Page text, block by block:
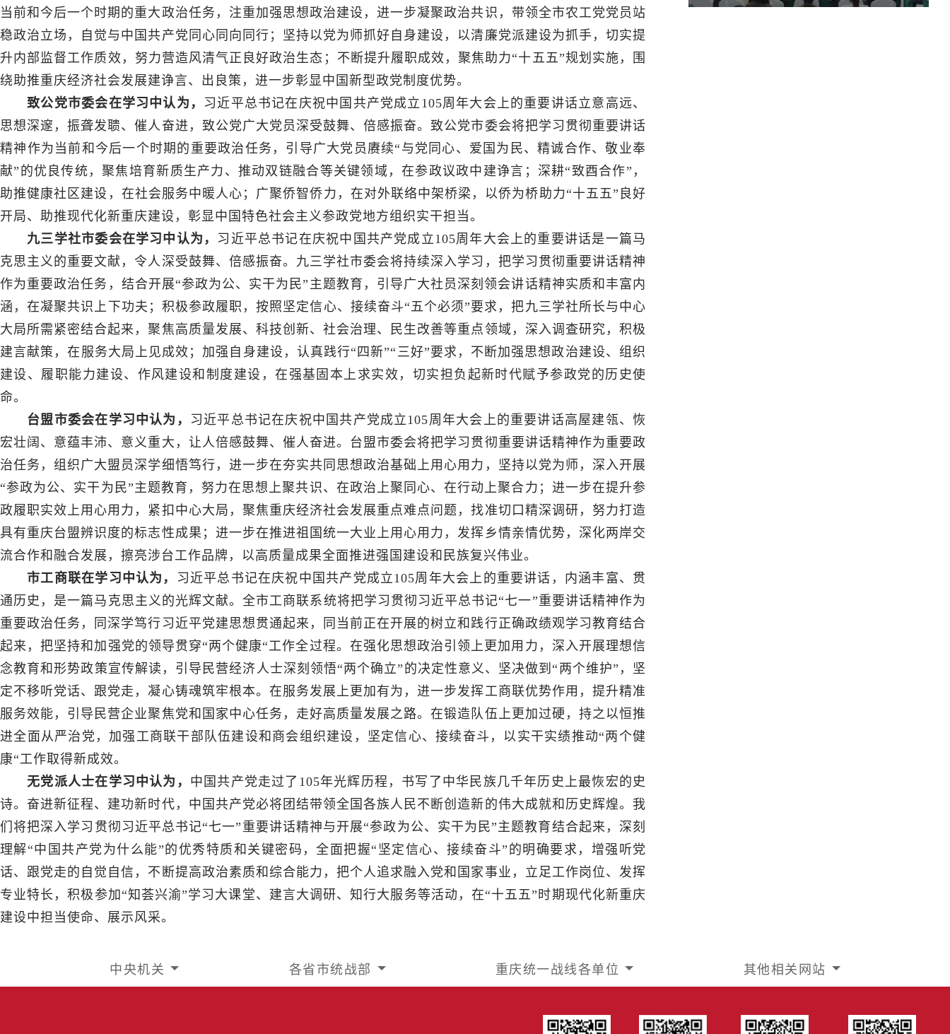
当前和今后一个时期的重大政治任务，注重加强思想政治建设，进一步凝聚政治共识，带领全市农工党党员站
稳政治立场，自觉与中国共产党同心同向同行；坚持以党为师抓好自身建设，以清廉党派建设为抓手，切实提
升内部监督工作质效，努力营造风清气正良好政治生态；不断提升履职成效，聚焦助力“十五五”规划实施，围
绕助推重庆经济社会发展建诤言、出良策，进一步彰显中国新型政党制度优势。
致公党市委会在学习中认为， 习近平总书记在庆祝中国共产党成立105周年大会上的重要讲话立意高远、
思想深邃，振聋发聩、催人奋进，致公党广大党员深受鼓舞、倍感振奋。致公党市委会将把学习贯彻重要讲话
精神作为当前和今后一个时期的重要政治任务，引导广大党员赓续“与党同心、爱国为民、精诚合作、敬业奉
献”的优良传统，聚焦培育新质生产力、推动双链融合等关键领域，在参政议政中建诤言；深耕“致酉合作”，
助推健康社区建设，在社会服务中暖人心；广聚侨智侨力，在对外联络中架桥梁，以侨为桥助力“十五五”良好
开局、助推现代化新重庆建设，彰显中国特色社会主义参政党地方组织实干担当。
九三学社市委会在学习中认为， 习近平总书记在庆祝中国共产党成立105周年大会上的重要讲话是一篇马
克思主义的重要文献，令人深受鼓舞、倍感振奋。九三学社市委会将持续深入学习，把学习贯彻重要讲话精神
作为重要政治任务，结合开展“参政为公、实干为民”主题教育，引导广大社员深刻领会讲话精神实质和丰富内
涵，在凝聚共识上下功夫；积极参政履职，按照坚定信心、接续奋斗“五个必须”要求，把九三学社所长与中心
大局所需紧密结合起来，聚焦高质量发展、科技创新、社会治理、民生改善等重点领域，深入调查研究，积极
建言献策，在服务大局上见成效；加强自身建设，认真践行“四新”“三好”要求，不断加强思想政治建设、组织
建设、履职能力建设、作风建设和制度建设，在强基固本上求实效，切实担负起新时代赋予参政党的历史使
命。
台盟市委会在学习中认为，
习近平总书记在庆祝中国共产党成立105周年大会上的重要讲话高屋建瓴、恢
宏壮阔、意蕴丰沛、意义重大，让人倍感鼓舞、催人奋进。台盟市委会将把学习贯彻重要讲话精神作为重要政
治任务，组织广大盟员深学细悟笃行，进一步在夯实共同思想政治基础上用心用力，坚持以党为师，深入开展
“参政为公、实干为民”主题教育，努力在思想上聚共识、在政治上聚同心、在行动上聚合力；进一步在提升参
政履职实效上用心用力，紧扣中心大局，聚焦重庆经济社会发展重点难点问题，找准切口精深调研，努力打造
具有重庆台盟辨识度的标志性成果；进一步在推进祖国统一大业上用心用力，发挥乡情亲情优势，深化两岸交
流合作和融合发展，擦亮涉台工作品牌，以高质量成果全面推进强国建设和民族复兴伟业。
市工商联在学习中认为，
习近平总书记在庆祝中国共产党成立105周年大会上的重要讲话，内涵丰富、贯
通历史，是一篇马克思主义的光辉文献。全市工商联系统将把学习贯彻习近平总书记“七一”重要讲话精神作为
重要政治任务，同深学笃行习近平党建思想贯通起来，同当前正在开展的树立和践行正确政绩观学习教育结合
起来，把坚持和加强党的领导贯穿“两个健康“工作全过程。在强化思想政治引领上更加用力，深入开展理想信
念教育和形势政策宣传解读，引导民营经济人士深刻领悟“两个确立”的决定性意义、坚决做到“两个维护”，坚
定不移听党话、跟党走，凝心铸魂筑牢根本。在服务发展上更加有为，进一步发挥工商联优势作用，提升精准
服务效能，引导民营企业聚焦党和国家中心任务，走好高质量发展之路。在锻造队伍上更加过硬，持之以恒推
进全面从严治党，加强工商联干部队伍建设和商会组织建设，坚定信心、接续奋斗，以实干实绩推动“两个健
康“工作取得新成效。
无党派人士在学习中认为， 中国共产党走过了105年光辉历程，书写了中华民族几千年历史上最恢宏的史
诗。奋进新征程、建功新时代，中国共产党必将团结带领全国各族人民不断创造新的伟大成就和历史辉煌。我
们将把深入学习贯彻习近平总书记“七一”重要讲话精神与开展“参政为公、实干为民”主题教育结合起来，深刻
理解“中国共产党为什么能”的优秀特质和关键密码，全面把握“坚定信心、接续奋斗”的明确要求，增强听党
话、跟党走的自觉自信，不断提高政治素质和综合能力，把个人追求融入党和国家事业，立足工作岗位、发挥
专业特长，积极参加“知荟兴渝”学习大课堂、建言大调研、知行大服务等活动，在“十五五”时期现代化新重庆
建设中担当使命、展示风采。
中央机关 各省市统战部 重庆统一战线各单位 其他相关网站